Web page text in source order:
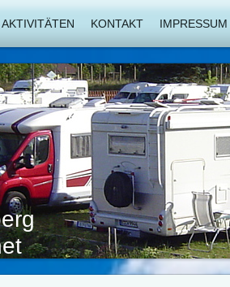
KONTAKT IMPRESSUM